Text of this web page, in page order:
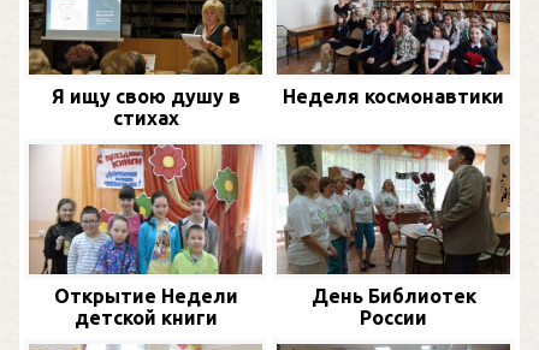
Я ищу свою душу в
стихах
Неделя космонавтики
Открытие Недели
детской книги
День Библиотек
России